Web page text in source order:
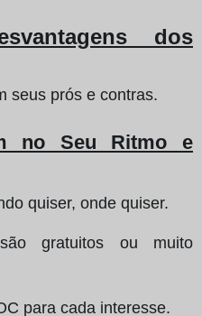
dos
seus prós e contras.
no Seu Ritmo e
quiser, onde quiser.
gratuitos ou muito
para cada interesse.